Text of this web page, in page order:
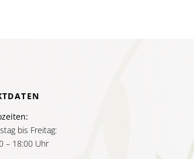
bis Freitag:
– 18:00 Uhr